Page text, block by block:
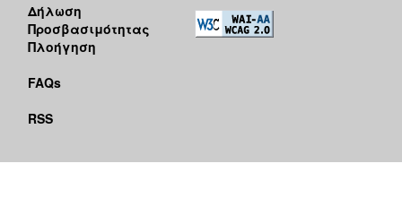
Δήλωση
Προσβασιμότητας
Πλοήγηση
FAQs
RSS